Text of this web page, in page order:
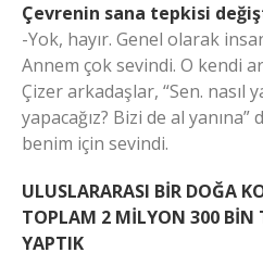
Çevrenin sana tepkisi
-Yok, hayır. Genel olarak
Annem çok sevindi. O kendi
Çizer arkadaşlar, “Sen. nasıl
yapacağız? Bizi de al
benim için sevindi.
ULUSLARARASI BİR DOĞA
TOPLAM 2 MİLYON 300 BİN
YAPTIK